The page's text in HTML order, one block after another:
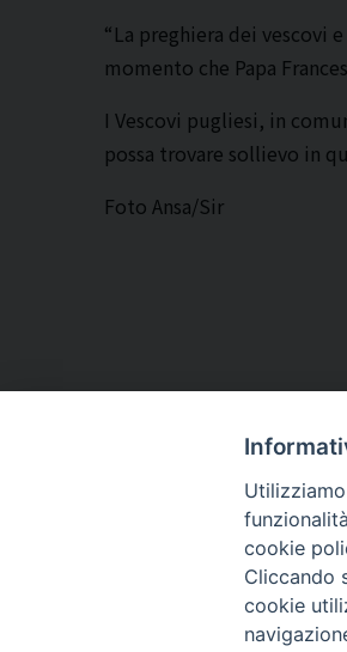
“La preghiera dei vescovi
momento che Papa
I Vescovi pugliesi, in
possa trovare sollievo in
Foto Ansa/Sir
BARLETTA
BISCEGLIE
cookie
Cliccando
cookie